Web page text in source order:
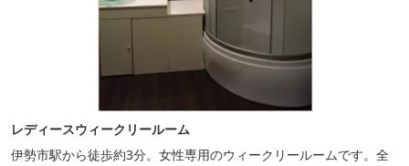
レディースウィークリールーム
伊勢市駅から徒歩約3分。女性専用のウィークリールームです。全